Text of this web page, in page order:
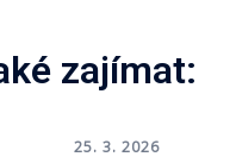
zajímat:
25. 3. 2026